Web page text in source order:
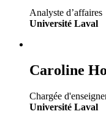
Analyste d’affaires
Université Laval
Caroline
Chargée
Université Laval